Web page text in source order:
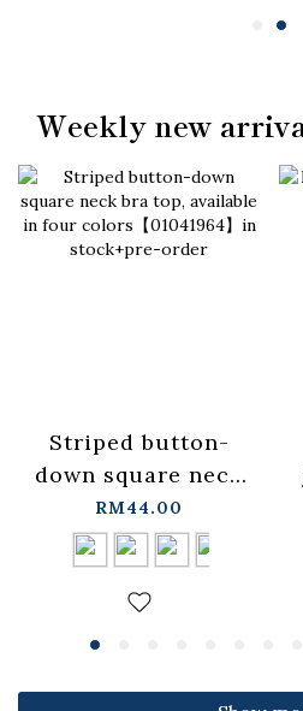
Weekly new
Striped button-
down square neck
bra top, available
in four
colors【01041964】
in stock+pre-order
RM44.00